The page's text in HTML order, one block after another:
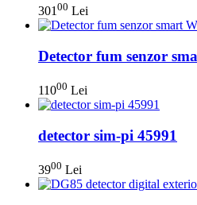
30100 Lei
Detector fum senzor
11000 Lei
detector sim-pi 45991
3900 Lei